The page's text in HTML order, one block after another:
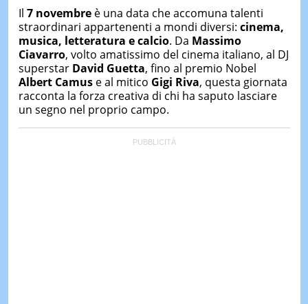
occupa della creazione di contenuti in ottica SEO e
dello sviluppo di strategie marketing attraverso
canali digitali.
Il 7 novembreè una data che accomuna talenti
straordinari appartenenti a mondi diversi: cinema,
musica, letteratura e calcio. Da Massimo
Ciavarro, volto amatissimo del cinema italiano, al DJ
superstar David Guetta, fino al premio Nobel
Albert Camuse al mitico Gigi Riva, questa giornata
racconta la forza creativa di chi ha saputo lasciare
un segno nel proprio campo.